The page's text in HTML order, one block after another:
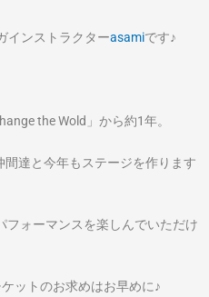
インストラクターasamiです♪
the Wold」から約1年。
達と今年もステージを作ります
フォーマンスを楽しんでいただけ
ットのお求めはお早めに♪